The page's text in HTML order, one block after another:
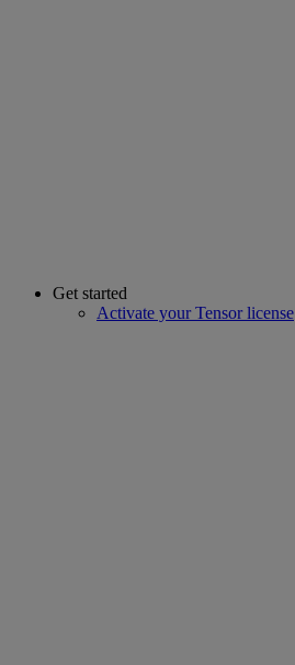
Get started
Activate your Tensor license